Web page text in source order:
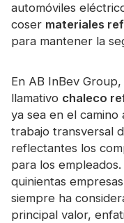
Acerca de
Nuevo producto
Catalogar
Vídeo
Contacto
automóviles
coser materiales
para mantener la
En AB InBev
llamativo chaleco
ya sea en el
trabajo transversal
reflectantes los
para los
quinientas
siempre ha
principal valor,